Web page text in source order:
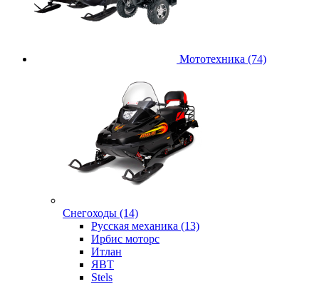
Мототехника (74)
Снегоходы (14)
Русская механика (13)
Ирбис моторс
Итлан
ЯВТ
Stels